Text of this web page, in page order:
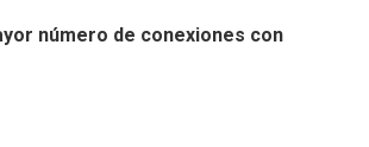
número de conexiones con